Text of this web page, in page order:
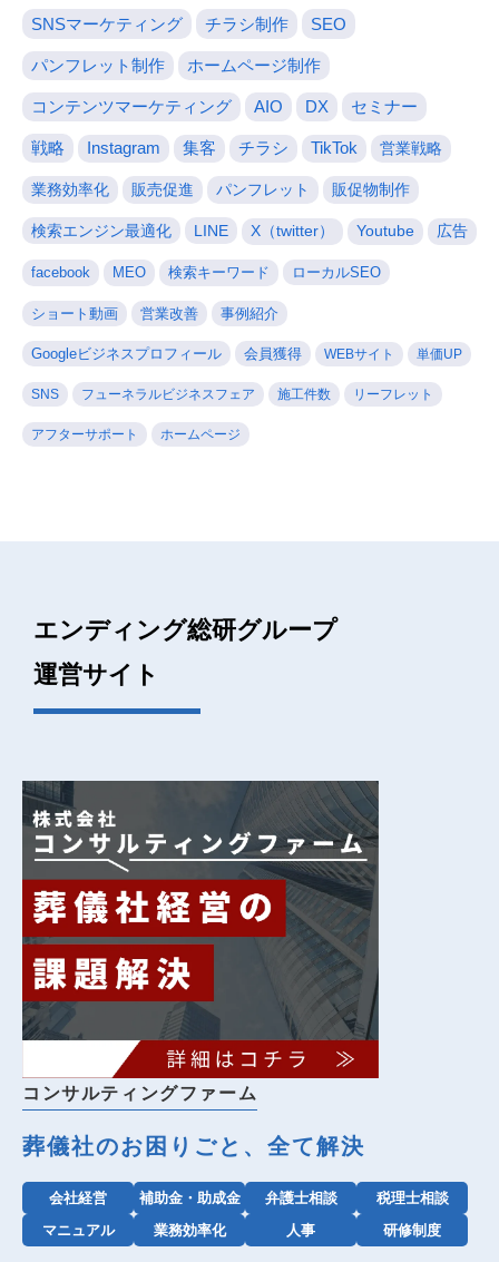
SNSマーケティング チラシ制作 SEO
パンフレット制作 ホームページ制作
コンテンツマーケティング AIO DX セミナー
戦略 Instagram 集客 チラシ TikTok 営業戦略
業務効率化 販売促進 パンフレット 販促物制作
検索エンジン最適化 LINE X（twitter） Youtube 広告
facebook MEO 検索キーワード ローカルSEO
ショート動画 営業改善 事例紹介
Googleビジネスプロフィール 会員獲得 WEBサイト 単価UP
SNS フューネラルビジネスフェア 施工件数 リーフレット
アフターサポート ホームページ
エンディング総研グループ
運営サイト
コンサルティングファーム
葬儀社のお困りごと、全て解決
会社経営 補助金・助成金 弁護士相談
税理士相談
マニュアル
業務効率化 人事 研修制度